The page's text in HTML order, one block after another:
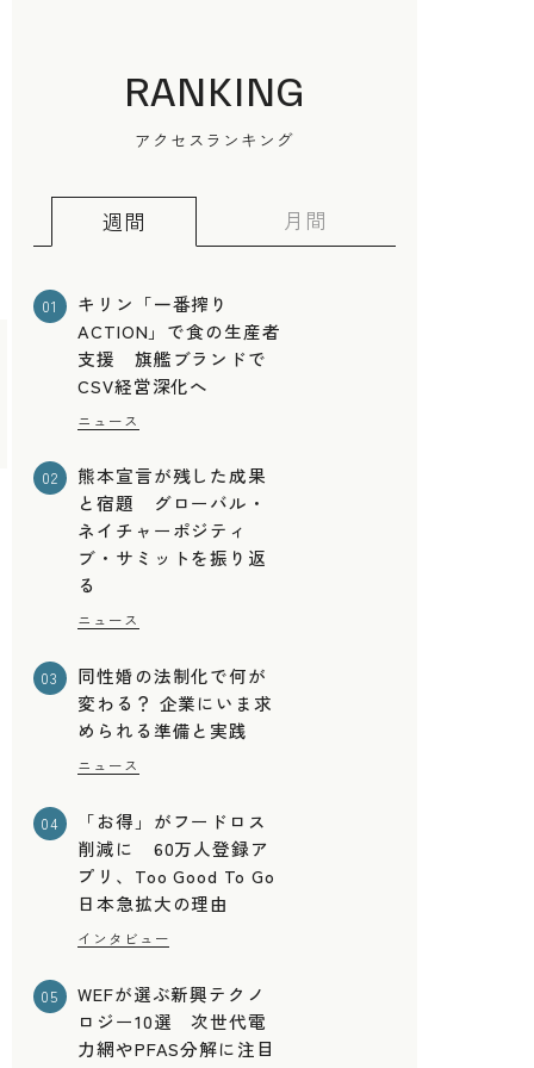
RANKING
アクセスランキング
週間 月間
01
キリン「一番搾り
ACTION」で食の生産者
支援 旗艦ブランドで
CSV経営深化へ
ニュース
02
熊本宣言が残した成果
と宿題 グローバル・
ネイチャーポジティ
ブ・サミットを振り返
る
ニュース
03
同性婚の法制化で何が
変わる？ 企業にいま求
められる準備と実践
ニュース
04
「お得」がフードロス
削減に 60万人登録ア
プリ、Too Good To Go
日本急拡大の理由
インタビュー
05
WEFが選ぶ新興テクノ
ロジー10選 次世代電
力網やPFAS分解に注目